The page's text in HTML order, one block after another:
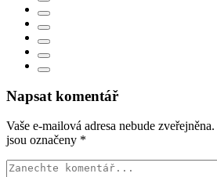
Napsat komentář
Vaše e-mailová adresa nebude zveřejněna.
jsou označeny *